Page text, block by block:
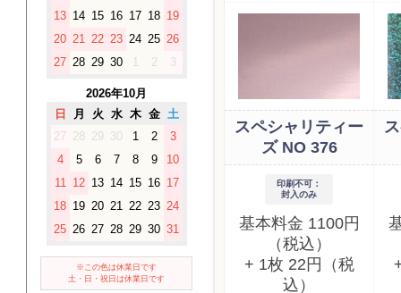
13 14 15 16 17 18 19
20 21 22 23 24 25 26
27 28 29 30 2 3
2026年10月
日 月 火 水 木 金
土
27
28 29 30 1 2
3
4
5 6 7 8 9
10
11
12 13 14 15 16 17
18 19 20 21 22 23 24
25 26 27 28 29 30 31
※この色は休業日です
土・日・祝日は休業日です
スペシャリティー
ズ NO 376
印刷不可：
封入のみ
基本料金 1100円
（税込）
+ 1枚 22円（税
込）